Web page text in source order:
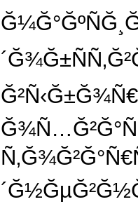
Ğ²Ñ‹Ğ±Ğ¾Ñ€